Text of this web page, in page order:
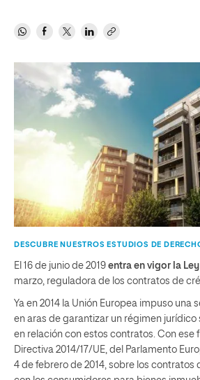
DESCUBRE NUESTROS ESTUDIOS DE
El 16 de junio de 2019 entra en vigor la
marzo, reguladora de los contratos de
Ya en 2014 la Unión Europea impuso una
en aras de garantizar un régimen jurídico
en relación con estos contratos. Con ese
Directiva 2014/17/UE, del Parlamento
4 de febrero de 2014, sobre los